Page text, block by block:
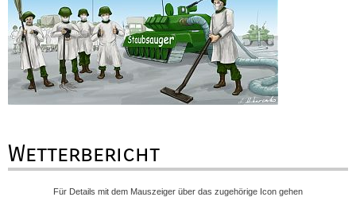
Wetterbericht
Für Details mit dem Mauszeiger über das zugehörige Icon gehen